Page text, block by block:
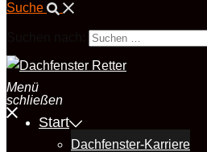
Suche
Menü
schließen
Start
Dachfenster-Karriere